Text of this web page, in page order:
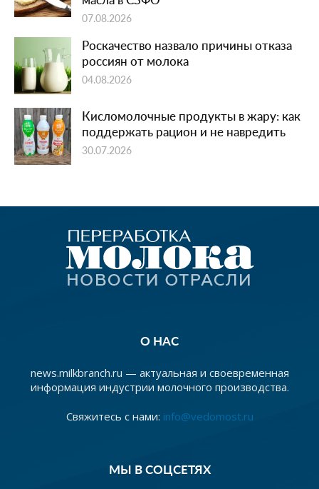
07.08.2026
Роскачество назвало причины отказа
россиян от молока
04.08.2026
Кисломолочные продукты в жару: как
поддержать рацион и не навредить
30.07.2026
О НАС
news.milkbranch.ru — актуальная и своевременная
информация индустрии молочного производства.
Свяжитесь с нами: info@vedomost.ru
МЫ В СОЦСЕТЯХ